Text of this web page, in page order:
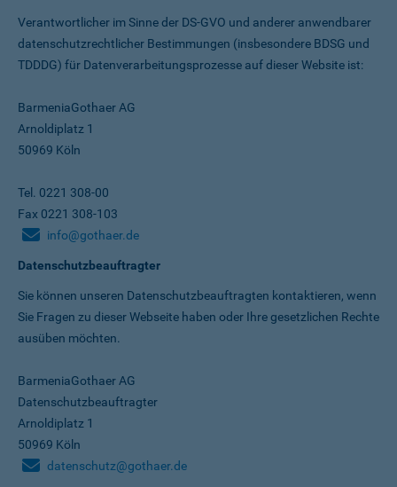
Verantwortlicher im Sinne der DS-GVO und anderer anwendbarer
datenschutz­rechtlicher Bestimmungen (insbesondere BDSG und
TDDDG) für Daten­verarbeitungs­prozesse auf dieser Website ist:
BarmeniaGothaer AG
Arnoldiplatz 1
50969 Köln
Tel. 0221 308-00
Fax 0221 308-103
info@gothaer.de
Datenschutzbeauftragter
Sie können unseren Datenschutz­beauftragten kontaktieren, wenn
Sie Fragen zu dieser Webseite haben oder Ihre gesetzlichen Rechte
ausüben möchten.
BarmeniaGothaer AG
Datenschutzbeauftragter
Arnoldiplatz 1
50969 Köln
datenschutz@gothaer.de